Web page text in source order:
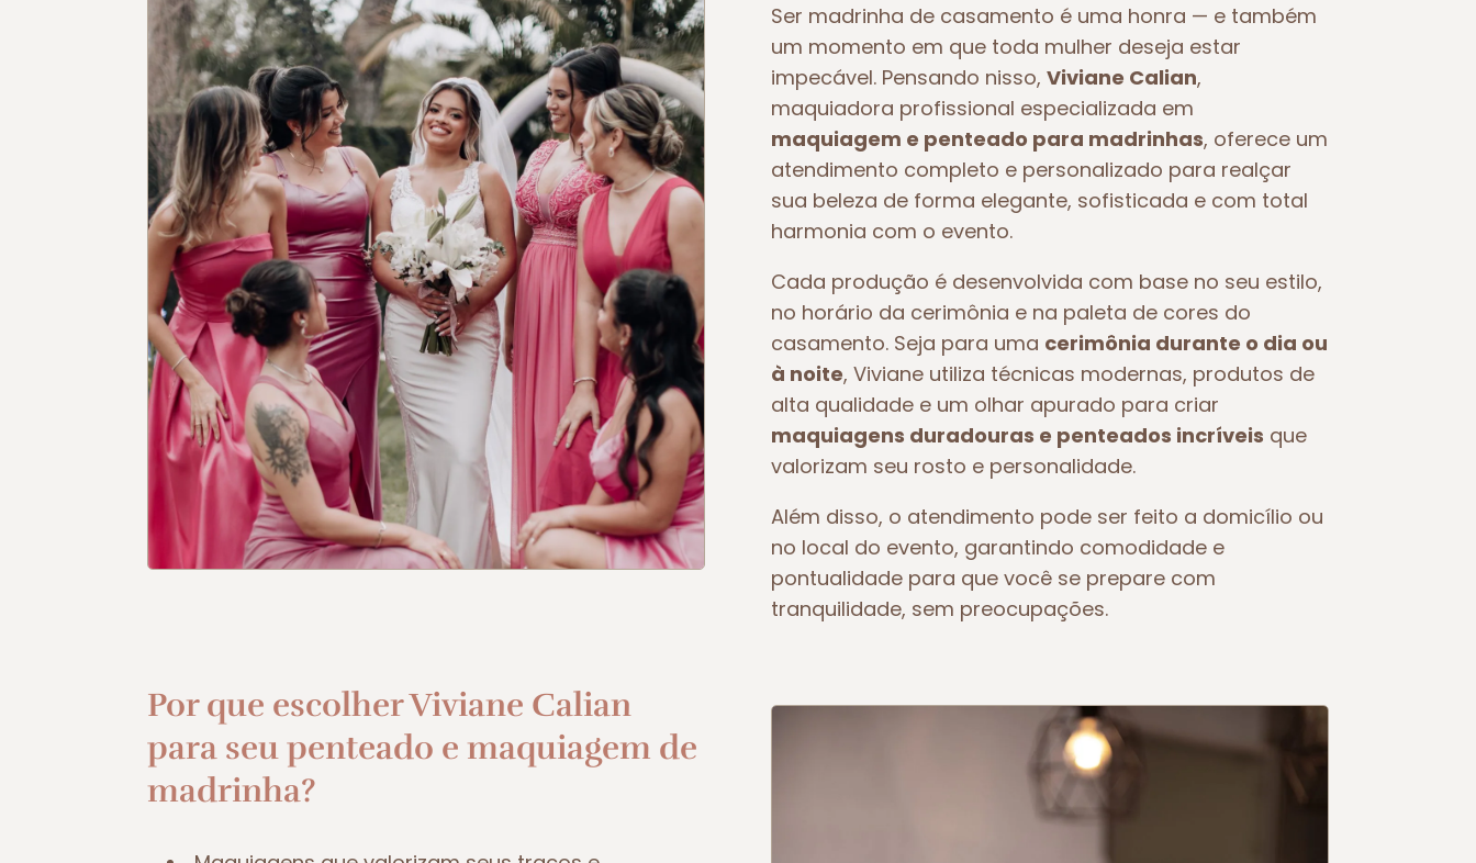
Ser madrinha de casamento é uma honra — e também
um momento em que toda mulher deseja estar
impecável. Pensando nisso, Viviane Calian,
maquiadora profissional especializada em
maquiagem e penteado para madrinhas, oferece um
atendimento completo e personalizado para realçar
sua beleza de forma elegante, sofisticada e com total
harmonia com o evento.
Cada produção é desenvolvida com base no seu estilo,
no horário da cerimônia e na paleta de cores do
casamento. Seja para uma cerimônia durante o dia ou
à noite, Viviane utiliza técnicas modernas, produtos de
alta qualidade e um olhar apurado para criar
maquiagens duradouras e penteados incríveis que
valorizam seu rosto e personalidade.
Além disso, o atendimento pode ser feito a domicílio ou
no local do evento, garantindo comodidade e
pontualidade para que você se prepare com
tranquilidade, sem preocupações.
Por que escolher Viviane Calian
para seu penteado e maquiagem de
madrinha?